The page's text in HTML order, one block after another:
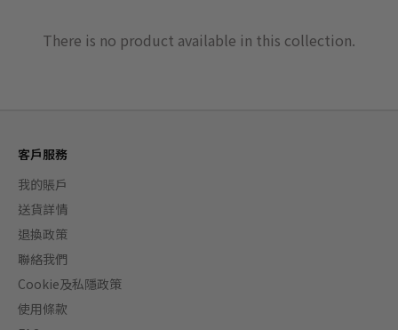
There is no product available in this collection.
客戶服務
我的賬戶
送貨詳情
退換政策
聯絡我們
Cookie及私隱政策
使用條款